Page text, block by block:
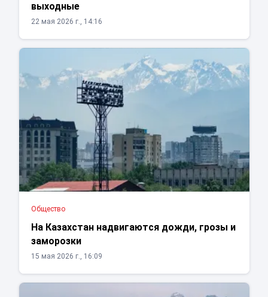
выходные
22 мая 2026 г., 14:16
Общество
На Казахстан надвигаются дожди, грозы и
заморозки
15 мая 2026 г., 16:09